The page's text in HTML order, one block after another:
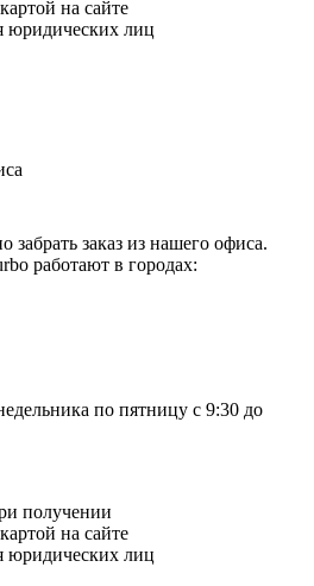
на сайте
юридических лиц
забрать заказ из нашего офиса.
работают в городах:
по пятницу с 9:30 до
получении
на сайте
юридических лиц